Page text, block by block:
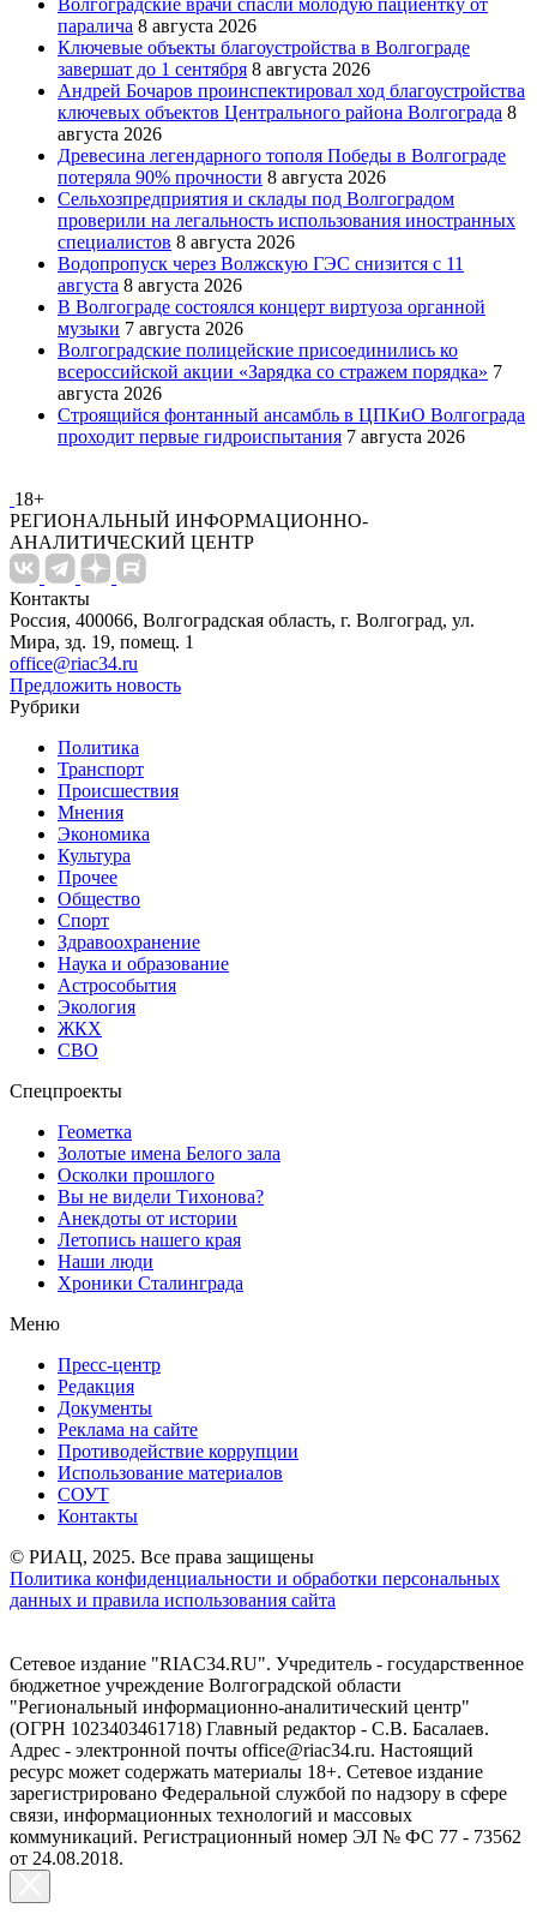
паралича 8 августа 2026
Ключевые объекты благоустройства в Волгограде
завершат до 1 сентября 8 августа 2026
Андрей Бочаров проинспектировал ход благоустройства
ключевых объектов Центрального района Волгограда 8
августа 2026
Древесина легендарного тополя Победы в Волгограде
потеряла 90% прочности 8 августа 2026
Сельхозпредприятия и склады под Волгоградом
проверили на легальность использования иностранных
специалистов 8 августа 2026
Водопропуск через Волжскую ГЭС снизится с 11
августа 8 августа 2026
В Волгограде состоялся концерт виртуоза органной
музыки 7 августа 2026
Волгоградские полицейские присоединились ко
всероссийской акции «Зарядка со стражем порядка» 7
августа 2026
Строящийся фонтанный ансамбль в ЦПКиО Волгограда
проходит первые гидроиспытания 7 августа 2026
18+
РЕГИОНАЛЬНЫЙ ИНФОРМАЦИОННО-
АНАЛИТИЧЕСКИЙ ЦЕНТР
Контакты
Россия, 400066, Волгоградская область, г. Волгоград, ул.
Мира, зд. 19, помещ. 1
office@riac34.ru
Предложить новость
Рубрики
Политика
Транспорт
Происшествия
Мнения
Экономика
Культура
Прочее
Общество
Спорт
Здравоохранение
Наука и образование
Астрособытия
Экология
ЖКХ
СВО
Спецпроекты
Геометка
Золотые имена Белого зала
Осколки прошлого
Вы не видели Тихонова?
Анекдоты от истории
Летопись нашего края
Наши люди
Хроники Сталинграда
Меню
Пресс-центр
Редакция
Документы
Реклама на сайте
Противодействие коррупции
Использование материалов
СОУТ
Контакты
© РИАЦ, 2025. Все права защищены
Политика конфиденциальности и обработки персональных
данных и правила использования сайта
Сетевое издание "RIAC34.RU". Учредитель - государственное
бюджетное учреждение Волгоградской области
"Региональный информационно-аналитический центр"
(ОГРН 1023403461718) Главный редактор - С.В. Басалаев.
Адрес - электронной почты office@riac34.ru. Настоящий
ресурс может содержать материалы 18+. Сетевое издание
зарегистрировано Федеральной службой по надзору в сфере
связи, информационных технологий и массовых
коммуникаций. Регистрационный номер ЭЛ № ФС 77 - 73562
от 24.08.2018.